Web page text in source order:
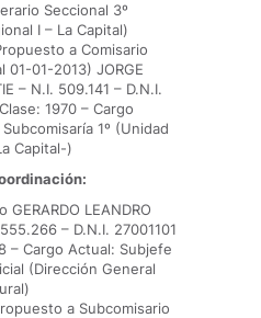
Seccional 3º
I – La Capital)
a Comisario
01-01-2013) JORGE
– N.I. 509.141 – D.N.I.
1970 – Cargo
1º (Unidad
Capital-)
GERARDO LEANDRO
– D.N.I. 27001101
– Cargo Actual: Subjefe
(Dirección General
a Subcomisario